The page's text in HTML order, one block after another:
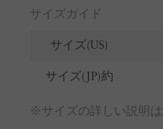
サイズガイド
サイズ(US)
サイズ(JP)約
※サイズの詳しい説明は